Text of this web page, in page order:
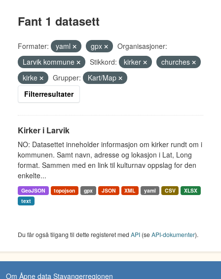
Fant 1 datasett
Formater: yaml gpx
Organisasjoner:
Larvik kommune
Stikkord: kirker
churches
kirke
Grupper:
Kart/Map
Filterresultater
Kirker i Larvik
NO: Datasettet inneholder informasjon om kirker rundt om i
kommunen. Samt navn, adresse og lokasjon i Lat, Long
format. Sammen med en link til kulturnav oppslag for den
enkelte...
GeoJSON topojson gpx JSON XML yaml CSV
XLSX
text
Du får også tilgang til dette registeret med API (seAPI-dokumenter).
Om Åpne data Stavangerregionen